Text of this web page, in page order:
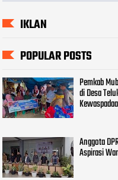
IKLAN
POPULAR POSTS
Pemkab
di Desa
Anggota
Aspirasi